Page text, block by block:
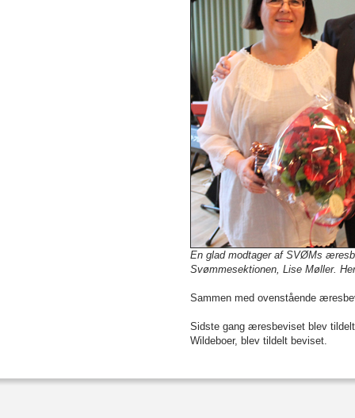
En glad modtager af SVØMs
Svømmesektionen, Lise Møller.
Sammen med ovenstående
Sidste gang æresbeviset blev
Wildeboer, blev tildelt beviset.